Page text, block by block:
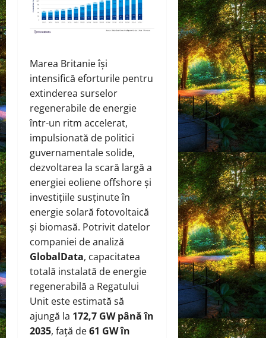
Marea Britanie își
intensifică eforturile pentru
extinderea surselor
regenerabile de energie
într-un ritm accelerat,
impulsionată de politici
guvernamentale solide,
dezvoltarea la scară largă a
energiei eoliene offshore și
investițiile susținute în
energie solară fotovoltaică
și biomasă. Potrivit datelor
companiei de analiză
GlobalData, capacitatea
totală instalată de energie
regenerabilă a Regatului
Unit este estimată să
ajungă la 172,7 GW până în
2035, față de61 GW în